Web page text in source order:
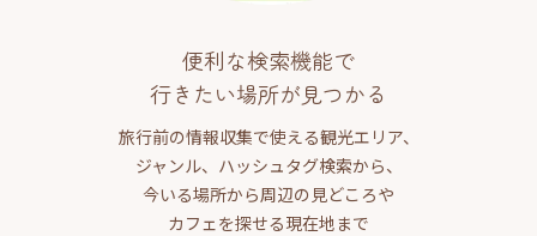
便利な検索機能で
行きたい場所が見つかる
旅行前の情報収集で使える観光エリア、
ジャンル、ハッシュタグ検索から、
今いる場所から周辺の見どころや
カフェを探せる現在地まで